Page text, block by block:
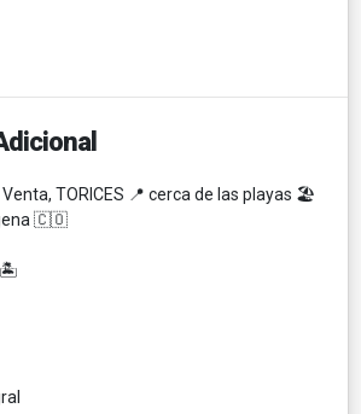
TORICES 📍 cerca de las playas 🏖️
🇨🇴
🏝️